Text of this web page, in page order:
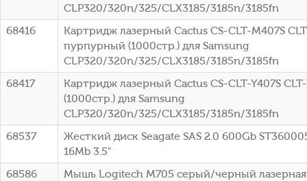
CLP320/320n/325/CLX3185/3185n/3185fn
68416
Картридж лазерный Cactus CS-CLT-M407S
пурпурный (1000стр.) для Samsung
CLP320/320n/325/CLX3185/3185n/3185fn
68417
Картридж лазерный Cactus CS-CLT-Y407S
(1000стр.) для Samsung
CLP320/320n/325/CLX3185/3185n/3185fn
68537
Жесткий диск Seagate SAS 2.0 600Gb
16Mb 3.5"
68586
Мышь Logitech M705 серый/черный лазерная